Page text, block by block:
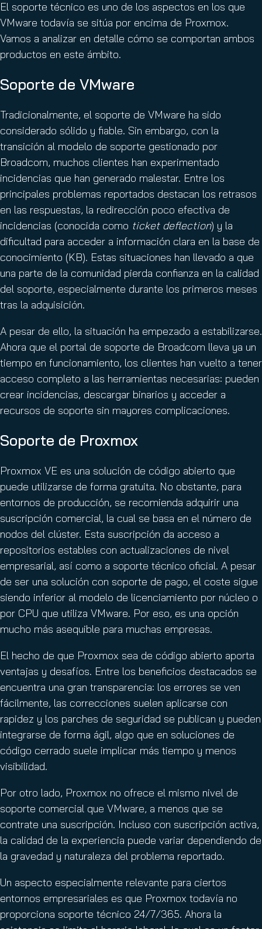
El soporte técnico es uno de los aspectos en los que
VMware todavía se sitúa por encima de Proxmox.
Vamos a analizar en detalle cómo se comportan ambos
productos en este ámbito.
Soporte de VMware
Tradicionalmente, el soporte de VMware ha sido
considerado sólido y fiable. Sin embargo, con la
transición al modelo de soporte gestionado por
Broadcom, muchos clientes han experimentado
incidencias que han generado malestar. Entre los
principales problemas reportados destacan los retrasos
en las respuestas, la redirección poco efectiva de
incidencias (conocida como ticket deflection) y la
dificultad para acceder a información clara en la base de
conocimiento (KB). Estas situaciones han llevado a que
una parte de la comunidad pierda confianza en la calidad
del soporte, especialmente durante los primeros meses
tras la adquisición.
A pesar de ello, la situación ha empezado a estabilizarse.
Ahora que el portal de soporte de Broadcom lleva ya un
tiempo en funcionamiento, los clientes han vuelto a tener
acceso completo a las herramientas necesarias: pueden
crear incidencias, descargar binarios y acceder a
recursos de soporte sin mayores complicaciones.
Soporte de Proxmox
Proxmox VE es una solución de código abierto que
puede utilizarse de forma gratuita. No obstante, para
entornos de producción, se recomienda adquirir una
suscripción comercial, la cual se basa en el número de
nodos del clúster. Esta suscripción da acceso a
repositorios estables con actualizaciones de nivel
empresarial, así como a soporte técnico oficial. A pesar
de ser una solución con soporte de pago, el coste sigue
siendo inferior al modelo de licenciamiento por núcleo o
por CPU que utiliza VMware. Por eso, es una opción
mucho más asequible para muchas empresas.
El hecho de que Proxmox sea de código abierto aporta
ventajas y desafíos. Entre los beneficios destacados se
encuentra una gran transparencia: los errores se ven
fácilmente, las correcciones suelen aplicarse con
rapidez y los parches de seguridad se publican y pueden
integrarse de forma ágil, algo que en soluciones de
código cerrado suele implicar más tiempo y menos
visibilidad.
Por otro lado, Proxmox no ofrece el mismo nivel de
soporte comercial que VMware, a menos que se
contrate una suscripción. Incluso con suscripción activa,
la calidad de la experiencia puede variar dependiendo de
la gravedad y naturaleza del problema reportado.
Un aspecto especialmente relevante para ciertos
entornos empresariales es que Proxmox todavía no
proporciona soporte técnico 24/7/365. Ahora la